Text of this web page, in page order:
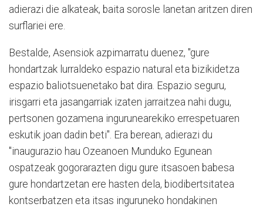
adierazi die alkateak, baita sorosle lanetan aritzen diren
surflariei ere.
Bestalde, Asensiok azpimarratu duenez, "gure
hondartzak lurraldeko espazio natural eta bizikidetza
espazio baliotsuenetako bat dira. Espazio seguru,
irisgarri eta jasangarriak izaten jarraitzea nahi dugu,
pertsonen gozamena ingurunearekiko errespetuaren
eskutik joan dadin beti". Era berean, adierazi du
"inaugurazio hau Ozeanoen Munduko Egunean
ospatzeak gogorarazten digu gure itsasoen babesa
gure hondartzetan ere hasten dela, biodibertsitatea
kontserbatzen eta itsas inguruneko hondakinen